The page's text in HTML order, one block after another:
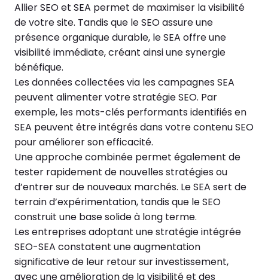
Allier SEO et SEA permet de maximiser la visibilité
de votre site. Tandis que le SEO assure une
présence organique durable, le SEA offre une
visibilité immédiate, créant ainsi une synergie
bénéfique.
Les données collectées via les campagnes SEA
peuvent alimenter votre stratégie SEO. Par
exemple, les mots-clés performants identifiés en
SEA peuvent être intégrés dans votre contenu SEO
pour améliorer son efficacité.
Une approche combinée permet également de
tester rapidement de nouvelles stratégies ou
d’entrer sur de nouveaux marchés. Le SEA sert de
terrain d’expérimentation, tandis que le SEO
construit une base solide à long terme.
Les entreprises adoptant une stratégie intégrée
SEO-SEA constatent une augmentation
significative de leur retour sur investissement,
avec une amélioration de la visibilité et des